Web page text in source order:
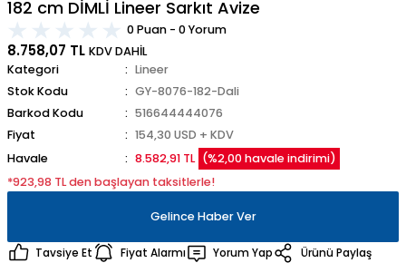
182 cm DİMLİ Lineer Sarkıt Avize
0 Puan - 0 Yorum
8.758,07 TL KDV DAHİL
Kategori
Lineer
Stok Kodu
GY-8076-182-Dali
Barkod Kodu
516644444076
Fiyat
154,30 USD + KDV
Havale
8.582,91 TL (%2,00 havale indirimi)
*923,98 TL den başlayan taksitlerle!
Gelince Haber Ver
Tavsiye Et Fiyat Alarmı Yorum Yap
Ürünü Paylaş